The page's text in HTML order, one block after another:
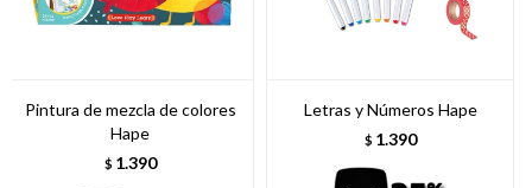
Pintura de mezcla de colores
Hape
$ 1.390
Letras y Números Hape
$ 1.390